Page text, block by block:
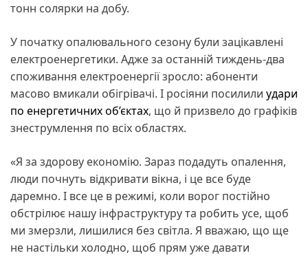
тонн солярки на добу.
У початку опалювального сезону були зацікавлені
електроенергетики. Адже за останній тиждень-два
споживання електроенергії зросло: абоненти
масово вмикали обігрівачі. І росіяни посилили удари
по енергетичних об’єктах, що й призвело до графіків
знеструмлення по всіх областях.
«Я за здорову економію. Зараз подадуть опалення,
люди почнуть відкривати вікна, і це все буде
даремно. І все це в режимі, коли ворог постійно
обстрілює нашу інфраструктуру та робить усе, щоб
ми змерзли, лишилися без світла. Я вважаю, що ще
не настільки холодно, щоб прям уже давати